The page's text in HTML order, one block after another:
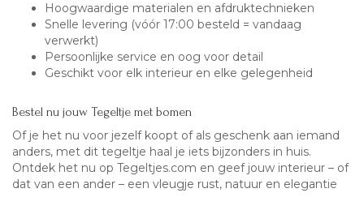
Hoogwaardige materialen en afdruktechnieken
Snelle levering (vóór 17:00 besteld = vandaag
verwerkt)
Persoonlijke service en oog voor detail
Geschikt voor elk interieur en elke gelegenheid
Bestel nu jouw Tegeltje met bomen
Of je het nu voor jezelf koopt of als geschenk aan iemand
anders, met dit tegeltje haal je iets bijzonders in huis.
Ontdek het nu op Tegeltjes.com en geef jouw interieur – of
dat van een ander – een vleugje rust, natuur en elegantie